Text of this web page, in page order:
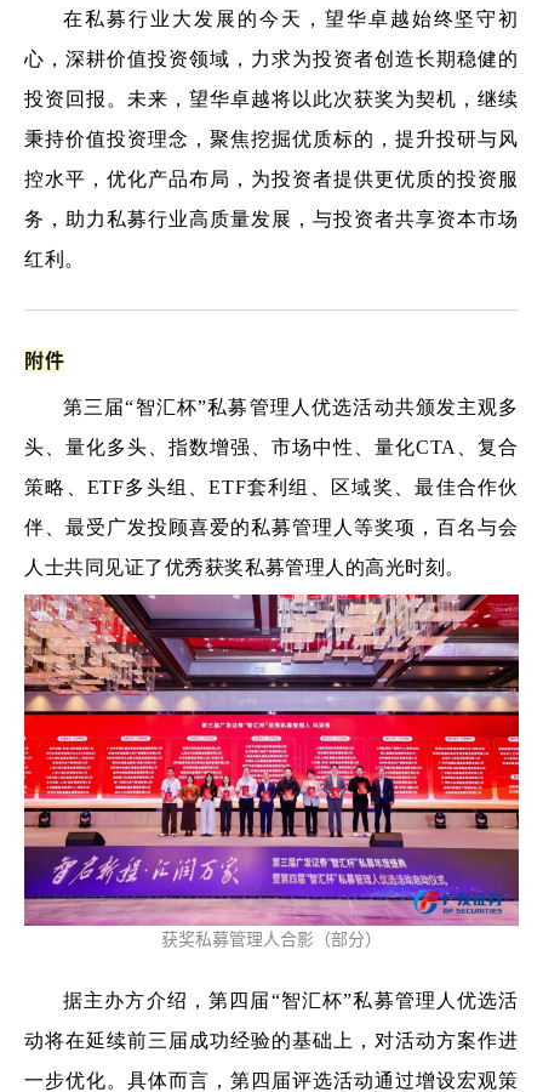
在私募行业大发展的今天，望华卓越始终坚守初
心，深耕价值投资领域，力求为投资者创造长期稳健的
投资回报。未来，望华卓越将以此次获奖为契机，继续
秉持价值投资理念，聚焦挖掘优质标的，提升投研与风
控水平，优化产品布局，为投资者提供更优质的投资服
务，助力私募行业高质量发展，与投资者共享资本市场
红利。
附件
第三届“智汇杯”私募管理人优选活动共颁发主观多
头、量化多头、指数增强、市场中性、量化CTA
、复合
策略、ETF多头组、ETF套利组、区域奖、最佳合作伙
伴、最受广发投顾喜爱的私募管理人等奖项，百名与会
人士共同见证了优秀获奖私募管理人的高光时刻。
获奖私募管理人合影（部分）
据主办方介绍，第四届“智汇杯”私募管理人优选活
动将在延续前三届成功经验的基础上，对活动方案作进
一步优化。具体而言，第四届评选活动通过增设宏观策